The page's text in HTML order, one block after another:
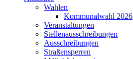
Wahlen
Kommunalwahl 2026
Veranstaltungen
Stellenausschreibungen
Ausschreibungen
Straßensperren